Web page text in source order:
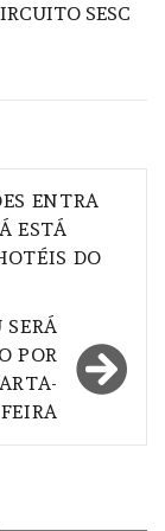
SESC
ENTRA
ESTÁ
DO
POR
FEIRA